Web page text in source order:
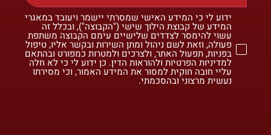
ידוע לי כי המידע האישי שמסרתי יישמר ויעובד במאגרי
המידע של קבוצת הילוך שישי ("הקבוצה"), ובכלל זה
עשוי להימסר לצדדים שלישיים עימם הקבוצה משתפת
פעולה, וזאת לשם ניהול ומתן השירות ובקשר אליו, טיפול
בפניות, תפעול האתר, ולצרכים ולמטרות כמפורט ובהתאם
למדיניות הפרטיות ולהוראות הדין. כן ידוע לי כי לא חלה
עליי חובה חוקית למסור את המידע האמור, וכי מסירתו
נעשית מרצוני ובהסכמתי.